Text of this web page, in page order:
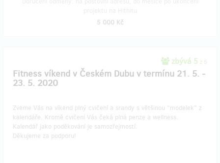
5 000 Kč
zbývá 5 z 5
Fitness víkend v Českém Dubu v termínu 21. 5. -
23. 5. 2020
Zveme Vás na víkend plný cvičení a srandy s většinou "modelek" z
kalendáře. Kromě cvičení Vás čeká plná penze a wellness.
Kalendář jako poděkování je samozřejmostí.
Děkujeme za podporu!